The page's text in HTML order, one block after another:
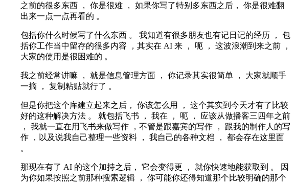
之前的很多东西 ， 你是很难 ， 如果你写了特别多东西之后， 你是很难翻
出来一点一点再看的 。
包括你什么时候写了什么东西 。 我知道有很多朋友也有记日记的经历 ， 包
括你工作当中留存的很多内容 ，其实在 AI 来 ， 呃 ， 这波浪潮到来之前 ，
大家的使用是很困难的 。
我之前经常讲嘛 ， 就是信息管理方面 ， 你记录其实很简单 ， 大家就顺手
一摘 ， 复制粘贴就行了 。
但是你把这个库建立起来之后， 你该怎么用 ， 这个其实到今天才有了比较
好的这种解决方法 。 就包括飞书 ， 我在 ， 呃 ， 应该从做播客三四年之前
， 我就一直在用飞书来做写作 ，不管是跟嘉宾的写作 ， 跟我的制作人的写
作 ，以及说我自己整理一些资料 ， 我自己的各种文档 ， 都会存在这里面
。
那现在有了 AI 的这个加持之后， 它会变得更 ， 就你快速地能获取到 。 因
为你如果按照之前那种搜索逻辑 ， 你可能你还得知道那个比较明确的那个